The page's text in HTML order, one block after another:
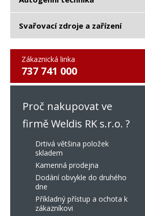
Svařovací zdroje a zařízení
Zákaznická linka
737 741 000
Proč nakupovat ve
firmě Weldis RK s.r.o. ?
Drtivá většina položek
skladem
Kamenná prodejna
Dodání obvykle do druhého
dne
Příkladný přístup a ochota k
zákazníkovi